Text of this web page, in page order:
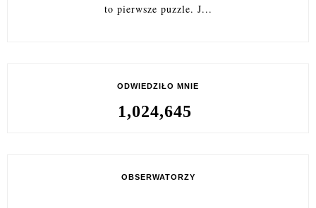
to pierwsze puzzle. J...
ODWIEDZIŁO MNIE
1,024,645
OBSERWATORZY